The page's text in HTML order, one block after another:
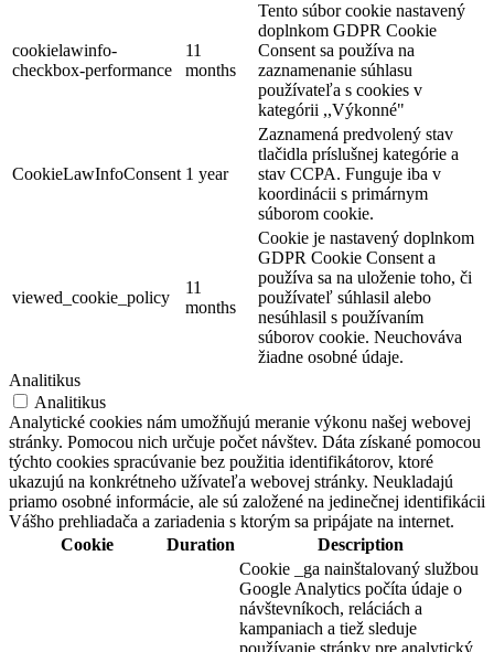
Turisztikai információs központ Dunaszerdahely
cookielawinfo-
checkbox-performance
11
months
Tento súbor cookie nastavený
doplnkom GDPR Cookie
Consent sa používa na
zaznamenanie súhlasu
používateľa s cookies v
kategórii ,,Výkonné"
CookieLawInfoConsent 1 year
Zaznamená predvolený stav
tlačidla príslušnej kategórie a
stav CCPA. Funguje iba v
koordinácii s primárnym
súborom cookie.
viewed_cookie_policy
11
months
Cookie je nastavený doplnkom
GDPR Cookie Consent a
používa sa na uloženie toho, či
používateľ súhlasil alebo
nesúhlasil s používaním
súborov cookie. Neuchováva
žiadne osobné údaje.
Analitikus
Analitikus
Analytické cookies nám umožňujú meranie výkonu našej webovej
stránky. Pomocou nich určuje počet návštev. Dáta získané pomocou
týchto cookies spracúvanie bez použitia identifikátorov, ktoré
ukazujú na konkrétneho užívateľa webovej stránky. Neukladajú
priamo osobné informácie, ale sú založené na jedinečnej identifikácii
Vášho prehliadača a zariadenia s ktorým sa pripájate na internet.
Cookie
Duration Description
Cookie _ga nainštalovaný službou
Google Analytics počíta údaje o
návštevníkoch, reláciách a
kampaniach a tiež sleduje
používanie stránky pre analytický